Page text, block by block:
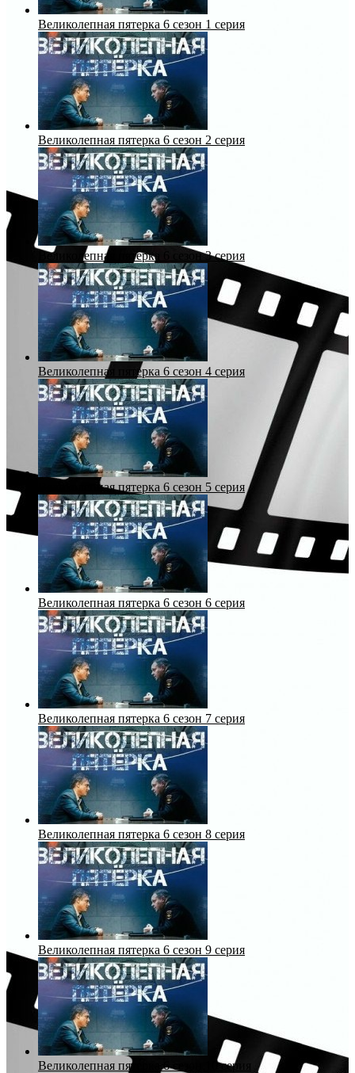
Великолепная пятерка 6 сезон 1 серия
Великолепная пятерка 6 сезон 2 серия
Великолепная пятерка 6 сезон 3 серия
Великолепная пятерка 6 сезон 4 серия
Великолепная пятерка 6 сезон 5 серия
Великолепная пятерка 6 сезон 6 серия
Великолепная пятерка 6 сезон 7 серия
Великолепная пятерка 6 сезон 8 серия
Великолепная пятерка 6 сезон 9 серия
Великолепная пятерка 6 сезон 10 серия